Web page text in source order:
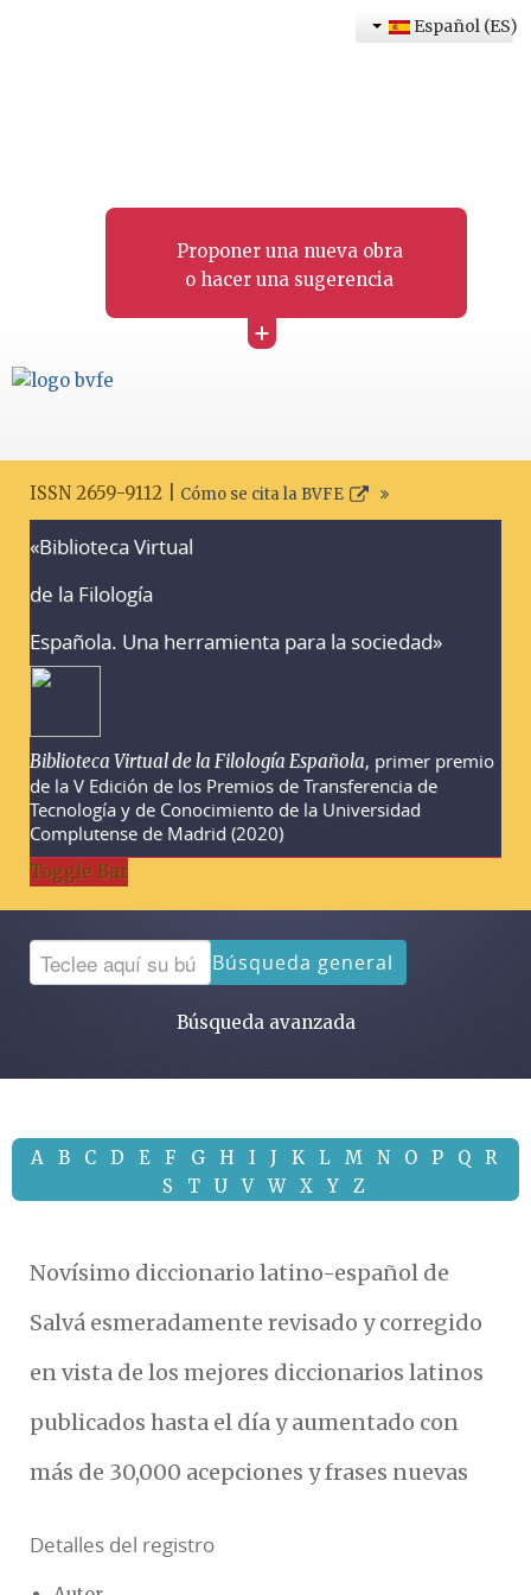
Proponer una nueva obra
o hacer una sugerencia
+
Español (ES)
ISSN 2659-9112 | Cómo se cita la BVFE
«Biblioteca Virtual
de la Filología
Española. Una herramienta para la sociedad»
Biblioteca Virtual de la Filología Española, primer premio
de la V Edición de los Premios de Transferencia de
Tecnología y de Conocimiento de la Universidad
Complutense de Madrid (2020)
Toggle Bar
Búsqueda general
Búsqueda avanzada
A B C D E F G H I J K L M N O P Q
R
S
T U V W X Y Z
Novísimo diccionario latino-español de
Salvá esmeradamente revisado y corregido
en vista de los mejores diccionarios latinos
publicados hasta el día y aumentado con
más de 30,000 acepciones y frases nuevas
Detalles del registro